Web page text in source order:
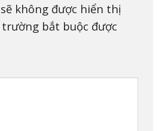
không được hiển thị
trường bắt buộc được